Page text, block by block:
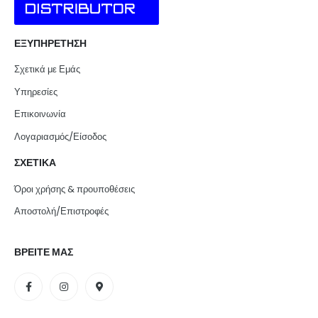
ΕΞΥΠΗΡΕΤΗΣΗ
Σχετικά με Εμάς
Υπηρεσίες
Επικοινωνία
Λογαριασμός/Είσοδος
ΣΧΕΤΙΚΑ
Όροι χρήσης & προυποθέσεις
Αποστολή/Επιστροφές
ΒΡΕΙΤΕ ΜΑΣ